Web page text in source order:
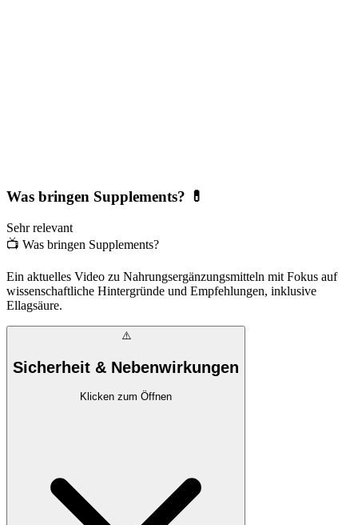
Was bringen Supplements? 💊
Sehr relevant
📺 Was bringen Supplements?
Ein aktuelles Video zu Nahrungsergänzungsmitteln mit Fokus auf
wissenschaftliche Hintergründe und Empfehlungen, inklusive
Ellagsäure.
⚠️
Sicherheit & Nebenwirkungen
Klicken zum Öffnen